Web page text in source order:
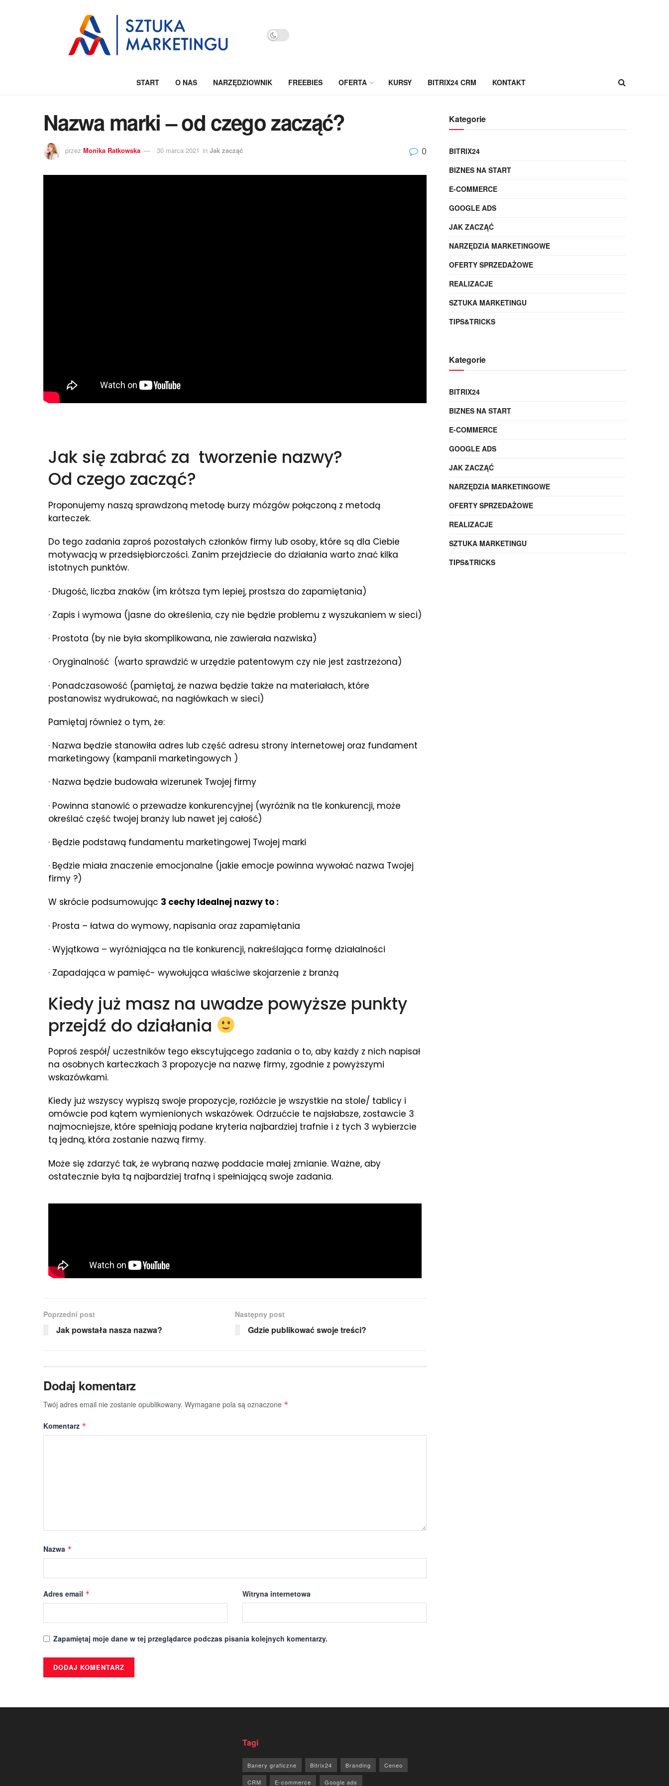
START O NAS NARZĘDZIOWNIK FREEBIES OFERTA KURSY BITRIX24 CRM KONTAKT
Nazwa marki – od czego zacząć?
przez Monika Ratkowska 30 marca 2021 in Jak zacząć 0
Jak się zabrać za tworzenie nazwy?
Od czego zacząć?
Proponujemy naszą sprawdzoną metodę burzy mózgów połączoną z metodą
karteczek.
Do tego zadania zaproś pozostałych członków firmy lub osoby, które są dla Ciebie
motywacją w przedsiębiorczości. Zanim przejdziecie do działania warto znać kilka
istotnych punktów.
· Długość, liczba znaków (im krótsza tym lepiej, prostsza do zapamiętania)
· Zapis i wymowa (jasne do określenia, czy nie będzie problemu z wyszukaniem w sieci)
· Prostota (by nie była skomplikowana, nie zawierała nazwiska)
· Oryginalność (warto sprawdzić w urzędzie patentowym czy nie jest zastrzeżona)
· Ponadczasowość (pamiętaj, że nazwa będzie także na materiałach, które
postanowisz wydrukować, na nagłówkach w sieci)
Pamiętaj również o tym, że:
· Nazwa będzie stanowiła adres lub część adresu strony internetowej oraz fundament
marketingowy (kampanii marketingowych )
· Nazwa będzie budowała wizerunek Twojej firmy
· Powinna stanowić o przewadze konkurencyjnej (wyróżnik na tle konkurencji, może
określać część twojej branży lub nawet jej całość)
· Będzie podstawą fundamentu marketingowej Twojej marki
· Będzie miała znaczenie emocjonalne (jakie emocje powinna wywołać nazwa Twojej
firmy ?)
W skrócie podsumowując 3 cechy Idealnej nazwy to :
· Prosta – łatwa do wymowy, napisania oraz zapamiętania
· Wyjątkowa – wyróżniająca na tle konkurencji, nakreślająca formę działalności
· Zapadająca w pamięć- wywołująca właściwe skojarzenie z branżą
Kiedy już masz na uwadze powyższe punkty
przejdź do działania
Poproś zespół/ uczestników tego ekscytującego zadania o to, aby każdy z nich napisał
na osobnych karteczkach 3 propozycje na nazwę firmy, zgodnie z powyższymi
wskazówkami.
Kiedy już wszyscy wypiszą swoje propozycje, rozłóżcie je wszystkie na stole/ tablicy i
omówcie pod kątem wymienionych wskazówek. Odrzućcie te najsłabsze, zostawcie 3
najmocniejsze, które spełniają podane kryteria najbardziej trafnie i z tych 3 wybierzcie
tą jedną, która zostanie nazwą firmy.
Może się zdarzyć tak, że wybraną nazwę poddacie małej zmianie. Ważne, aby
ostatecznie była tą najbardziej trafną i spełniającą swoje zadania.
Poprzedni post
Jak powstała nasza nazwa?
Następny post
Gdzie publikować swoje treści?
Dodaj komentarz
Twój adres email nie zostanie opublikowany. Wymagane pola są oznaczone *
Komentarz *
Nazwa *
Adres email * Witryna internetowa
Zapamiętaj moje dane w tej przeglądarce podczas pisania kolejnych komentarzy.
Kategorie
BITRIX24
BIZNES NA START
E-COMMERCE
GOOGLE ADS
JAK ZACZĄĆ
NARZĘDZIA MARKETINGOWE
OFERTY SPRZEDAŻOWE
REALIZACJE
SZTUKA MARKETINGU
TIPS&TRICKS
Kategorie
BITRIX24
BIZNES NA START
E-COMMERCE
GOOGLE ADS
JAK ZACZĄĆ
NARZĘDZIA MARKETINGOWE
OFERTY SPRZEDAŻOWE
REALIZACJE
SZTUKA MARKETINGU
TIPS&TRICKS
Tagi
Banery graficzne Bitrix24 Branding Ceneo
CRM E-commerce Google ads